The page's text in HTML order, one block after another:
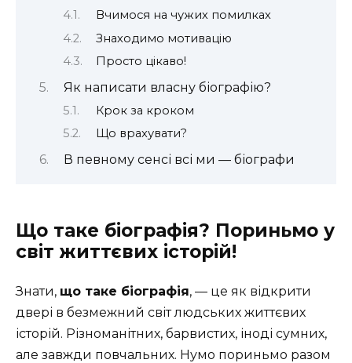
Вчимося на чужих помилках
Знаходимо мотивацію
Просто цікаво!
Як написати власну біографію?
Крок за кроком
Що врахувати?
В певному сенсі всі ми — біографи
Що таке біографія? Пориньмо у
світ життєвих історій!
Знати, що таке біографія, — це як відкрити
двері в безмежний світ людських життєвих
історій. Різноманітних, барвистих, іноді сумних,
але завжди повчальних. Нумо пориньмо разом